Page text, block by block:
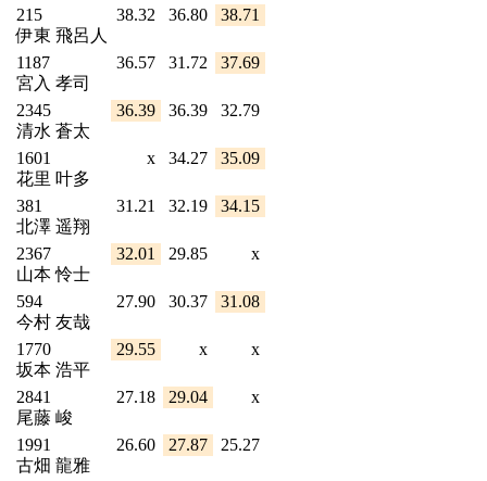
215
伊東 飛呂人
38.32 36.80 38.71
1187
宮入 孝司
36.57 31.72 37.69
2345
清水 蒼太
36.39 36.39 32.79
1601
花里 叶多
x 34.27 35.09
381
北澤 遥翔
31.21 32.19 34.15
2367
山本 怜士
32.01 29.85 x
594
今村 友哉
27.90 30.37 31.08
1770
坂本 浩平
29.55 x x
2841
尾藤 峻
27.18 29.04 x
1991
古畑 龍雅
26.60 27.87 25.27